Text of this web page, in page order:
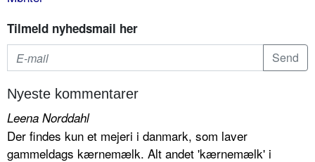
Tilmeld nyhedsmail her
Nyeste kommentarer
Leena Norddahl
Der findes kun et mejeri i danmark, som laver
gammeldags kærnemælk. Alt andet 'kærnemælk' i